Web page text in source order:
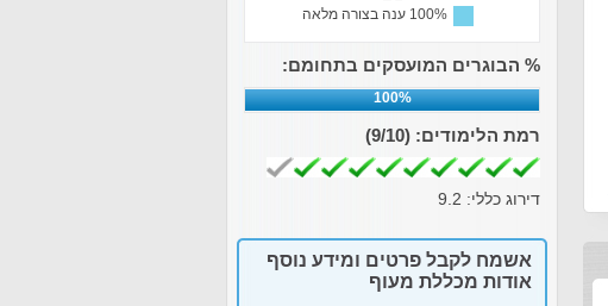
100% ענה בצורה מלאה
% הבוגרים המועסקים בתחומם:
100%
רמת הלימודים: (9/10)
דירוג כללי: 9.2
אשמח לקבל פרטים ומידע נוסף
אודות מכללת מעוף